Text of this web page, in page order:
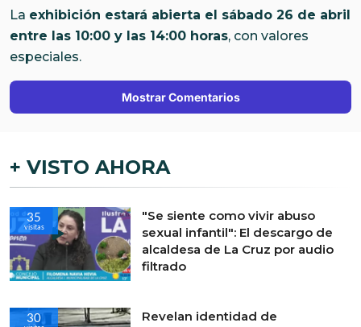
La exhibición estará abierta el sábado 26 de abril
entre las 10:00 y las 14:00 horas, con valores
especiales.
Mostrar Comentarios
+ VISTO AHORA
35
visitas
"Se siente como vivir abuso
sexual infantil": El descargo de
alcaldesa de La Cruz por audio
filtrado
30
Revelan identidad de